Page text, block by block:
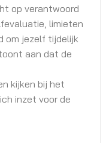
op verantwoord
limieten
om jezelf tijdelijk
aan dat de
kijken bij het
inzet voor de